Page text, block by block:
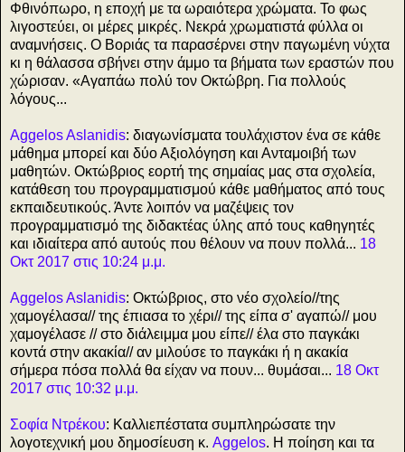
Φθινόπωρο, η εποχή με τα ωραιότερα χρώματα. Το φως
λιγοστεύει, οι μέρες μικρές. Νεκρά χρωματιστά φύλλα οι
αναμνήσεις. Ο Βοριάς τα παρασέρνει στην παγωμένη νύχτα
κι η θάλασσα σβήνει στην άμμο τα βήματα των εραστών που
χώρισαν. «Αγαπάω πολύ τον Οκτώβρη. Για πολλούς
λόγους...
Aggelos Aslanidis: διαγωνίσματα τουλάχιστον ένα σε κάθε
μάθημα μπορεί και δύο Αξιολόγηση και Ανταμοιβή των
μαθητών. Οκτώβριος εορτή της σημαίας μας στα σχολεία,
κατάθεση του προγραμματισμού κάθε μαθήματος από τους
εκπαιδευτικούς. Άντε λοιπόν να μαζέψεις τον
προγραμματισμό της διδακτέας ύλης από τους καθηγητές
και ιδιαίτερα από αυτούς που θέλουν να πουν πολλά... 18
Οκτ 2017 στις 10:24 μ.μ.
Aggelos Aslanidis: Οκτώβριος, στο νέο σχολείο//της
χαμογέλασα// της έπιασα το χέρι// της είπα σ' αγαπώ// μου
χαμογέλασε // στο διάλειμμα μου είπε// έλα στο παγκάκι
κοντά στην ακακία// αν μιλούσε το παγκάκι ή η ακακία
σήμερα πόσα πολλά θα είχαν να πουν... θυμάσαι... 18 Οκτ
2017 στις 10:32 μ.μ.
Σοφία Ντρέκου: Καλλιεπέστατα συμπληρώσατε την
λογοτεχνική μου δημοσίευση κ. Aggelos. Η ποίηση και τα